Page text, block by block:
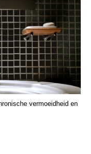
vermoeidheid en